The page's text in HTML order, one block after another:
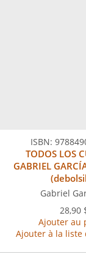
ISBN:
TODOS LOS
GABRIEL
Gabriel
28,90
Ajouter au
Ajouter à la liste